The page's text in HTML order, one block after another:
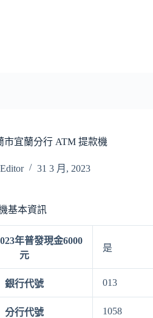
市宜蘭分行 ATM 提款機
Editor 31 3 月, 2023
基本資訊
年普發現金6000
元
是
銀行代號 013
分行代號 1058